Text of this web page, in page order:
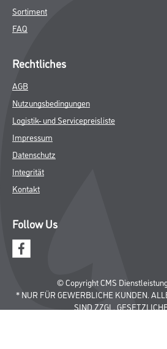
Sortiment
FAQ
Rechtliches
AGB
Nutzungsbedingungen
Logistik- und Servicepreisliste
Impressum
Datenschutz
Integrität
Kontakt
Follow Us
© Copyright CMS
* NUR FÜR GEWERBLICHE KUNDEN.
SIND ZZGL.